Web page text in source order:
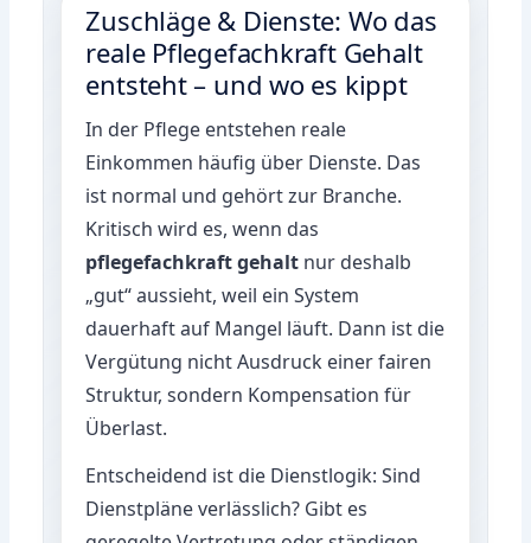
Zuschläge & Dienste: Wo das
reale Pflegefachkraft Gehalt
entsteht – und wo es kippt
In der Pflege entstehen reale
Einkommen häufig über Dienste. Das
ist normal und gehört zur Branche.
Kritisch wird es, wenn das
pflegefachkraft gehalt nur deshalb
„gut“ aussieht, weil ein System
dauerhaft auf Mangel läuft. Dann ist die
Vergütung nicht Ausdruck einer fairen
Struktur, sondern Kompensation für
Überlast.
Entscheidend ist die Dienstlogik: Sind
Dienstpläne verlässlich? Gibt es